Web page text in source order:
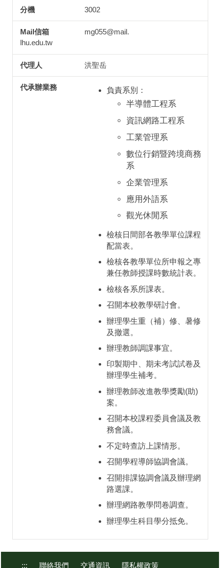
3002
mg055@mail.
lhu.edu.tw
洪聖岳
負責系別：
半導體工程系
資訊網路工程系
工業管理系
數位行銷暨跨境商務
系
企業管理系
應用外語系
觀光休閒系
檢核日間部各教學單位課程
配當表。
檢核各教學單位所申報之專
兼任教師授課時數統計表。
檢核各系所課表。
召開本校教學研討會。
辦理學生重（補）修、暑修
及撤選。
辦理教師調課事宜。
印製期中、期未考試試卷及
辦理學生補考。
辦理教師改進教學獎勵(助)
案。
召開本校課程委員會議及教
務會議。
不定時查訪上課情形。
召開學程導師協調會議。
召開排課協調會議及辦理網
路選課。
辦理網路教學問卷調查。
辦理學生科目學分抵免。
::: 聯絡我們 交通資訊 隱私權政策